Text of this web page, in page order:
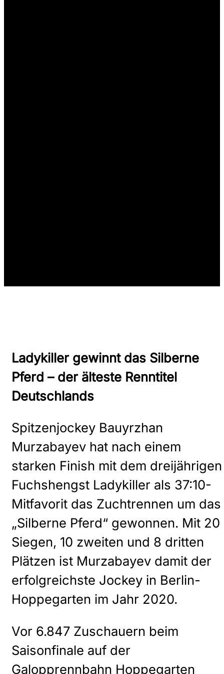
Ladykiller gewinnt das Silberne
Pferd – der älteste Renntitel
Deutschlands
Spitzenjockey Bauyrzhan
Murzabayev hat nach einem
starken Finish mit dem dreijährigen
Fuchshengst Ladykiller als 37:10-
Mitfavorit das Zuchtrennen um das
„Silberne Pferd“ gewonnen. Mit 20
Siegen, 10 zweiten und 8 dritten
Plätzen ist Murzabayev damit der
erfolgreichste Jockey in Berlin-
Hoppegarten im Jahr 2020.
Vor 6.847 Zuschauern beim
Saisonfinale auf der
Galopprennbahn Hoppegarten